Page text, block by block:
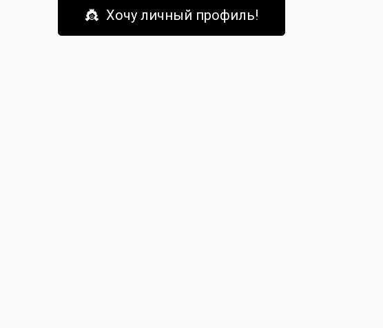
👸 Хочу личный профиль!